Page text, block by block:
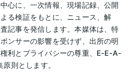
心に、一次情報、現場記録、公開
る検証をもとに、ニュース、解
記事を発信します。本媒体は、特
ンサーの影響を受けず、出所の明
利とプライバシーの尊重、E-E-A-
則とします。